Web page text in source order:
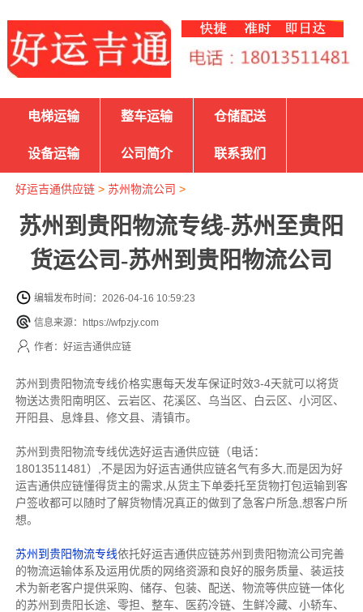
电梯运输 整车运输 仓储配送
设备运输 公司简介 联系我们
好运吉通供应链> 苏州物流公司 >
苏州到贵阳物流专线-苏州至贵阳
货运公司-苏州到贵阳物流公司
编辑发布时间：2026-04-16 10:59:23
信息来源：https://wfpzjy.com
作者：好运吉通供应链
苏州到贵阳物流专线价格实惠每天发车保证时效3-4天就可以将货
物送达贵阳南明区、云岩区、花溪区、乌当区、白云区、小河区、
开阳县、息烽县、修文县、清镇市。
苏州到贵阳物流专线优选好运吉通供应链（电话：
18013511481）,不是因为好运吉通供应链名气有多大,而是因为好
运吉通供应链懂得货主的需求,从货主下单委托至货物打包运输到客
户签收都可以随时了解货物情况真正的做到了急客户所急,想客户所
想。
苏州到贵阳物流专线依托好运吉通供应链苏州到贵阳物流公司完善
的物流运输体系及运用优质的网络资源和良好的服务质量、装运技
术为新老客户提供采购、储存、包装、配送、物流等供应链一体化
的苏州到贵阳长途、零担、整车、医药冷链、生鲜冷藏、小轿车、